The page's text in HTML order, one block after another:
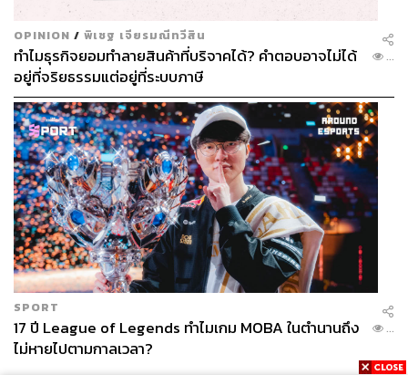
OPINION / พิเชฐ เจียรมณีทวีสิน
ทำไมธุรกิจยอมทำลายสินค้าที่บริจาคได้? คำตอบอาจไม่ได้
อยู่ที่จริยธรรมแต่อยู่ที่ระบบภาษี
...
SPORT
17 ปี League of Legends ทำไมเกม MOBA ในตำนานถึง
ไม่หายไปตามกาลเวลา?
...